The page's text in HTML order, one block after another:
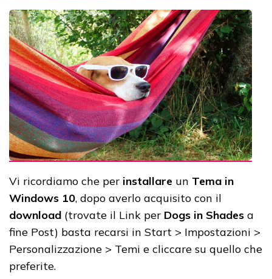
Vi ricordiamo che per installare un Tema in
Windows 10, dopo averlo acquisito con il
download (trovate il Link per Dogs in Shades a
fine Post) basta recarsi in Start > Impostazioni >
Personalizzazione > Temi e cliccare su quello che
preferite.